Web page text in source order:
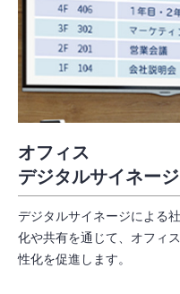
オフィス
デジタルサイネージ
デジタルサイネージによる
化や共有を通じて、オフィ
性化を促進します。